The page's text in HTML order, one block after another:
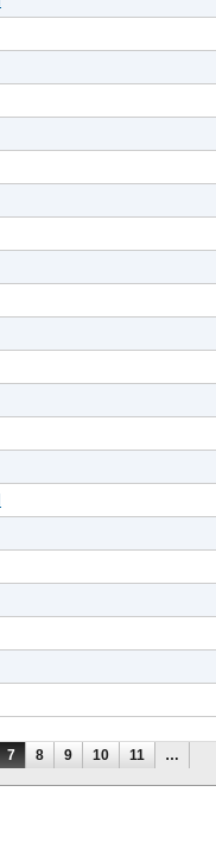
7 8 9 10 11 …